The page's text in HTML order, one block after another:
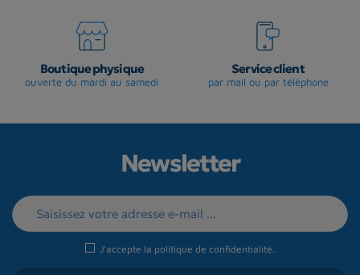
Boutique physique
ouverte du mardi au samedi
Service client
par mail ou par téléphone
Newsletter
J'accepte la politique de confidentialité.